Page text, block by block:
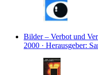
Bilder – Verbot und
2000 · Herausgeber: